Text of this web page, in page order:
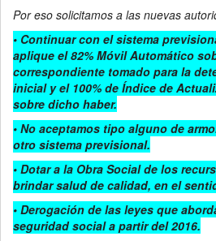
Por eso solicitamos a las nuevas
• Continuar con el sistema
aplique el 82% Móvil Automático
correspondiente tomado para la
inicial y el 100% de Índice de
sobre dicho haber.
• No aceptamos tipo alguno de
otro sistema previsional.
• Dotar a la Obra Social de los
brindar salud de calidad, en el
• Derogación de las leyes que
seguridad social a partir del 2016.